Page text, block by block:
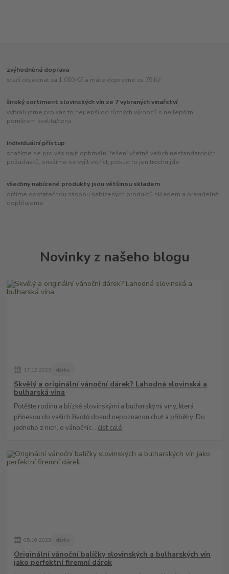
zvýhodněná doprava
stačí objednat za 1.000 Kč a máte dopravné za 79 Kč
široký sortiment slovinských vín ze 7 vybraných vinařství
vybrali jsme pro vás to nejlepší od různých výrobců s nejlepším
poměrem kvalita/cena
individuální přístup
snažíme se pro vás najít optimální řešení včetně vašich nestandardních
požadavků, snažíme se vyjít vstříct, pokud to jen trochu jde
všechny nabízené produkty jsou většinou skladem
držíme dostatečnou zásobu nabízených produktů skladem a pravidelně
doplňujeme
Novinky z našeho blogu
17. 12.2023 dárky
Skvělý a originální vánoční dárek? Lahodná slovinská a
bulharská vína
Potěšte rodinu a blízké slovinskými a bulharskými víny, která
přinesou do vašich životů dosud nepoznanou chuť a příběhy. Do
jednoho z nich, o vánočníc... číst celé
05. 10.2023 dárky
Originální vánoční balíčky slovinských a bulharských vín
jako perfektní firemní dárek